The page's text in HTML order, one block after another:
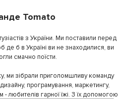
Tomato
з України. Ми поставили перед
де б в Україні ви не знаходилися, ви
смачно поїсти.
ми зібрали приголомшливу команду
програмування, маркетингу,
- любителів гарної їжі. З їх допомогою